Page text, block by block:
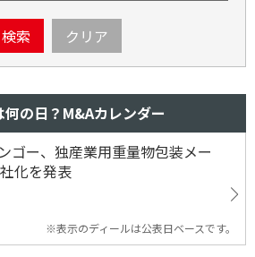
検索 クリア
何の日？M&Aカレンダー
ゴー、独産業用重量物包装メー
化を発表
※表示のディールは公表日ベースです。